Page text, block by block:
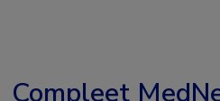
Compleet